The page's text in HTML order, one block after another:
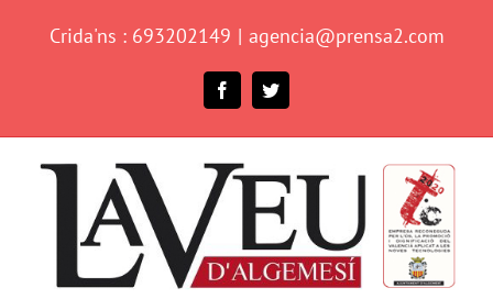
Crida'ns : 693202149 | agencia@prensa2.com
FacebookTwitter